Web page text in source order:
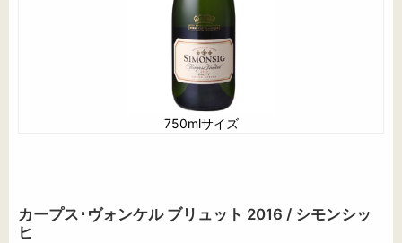
750mlサイズ
カープス･ヴォンケル ブリュット 2016 / シモンシッ
ヒ